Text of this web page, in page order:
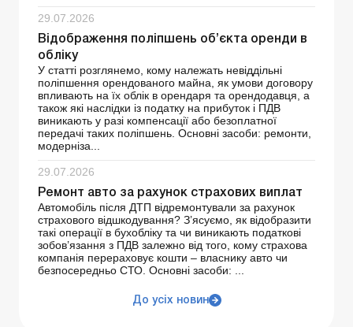
29.07.2026
Відображення поліпшень об’єкта оренди в
обліку
У статті розглянемо, кому належать невіддільні
поліпшення орендованого майна, як умови договору
впливають на їх облік в орендаря та орендодавця, а
також які наслідки із податку на прибуток і ПДВ
виникають у разі компенсації або безоплатної
передачі таких поліпшень. Основні засоби: ремонти,
модерніза...
29.07.2026
Ремонт авто за рахунок страхових виплат
Автомобіль після ДТП відремонтували за рахунок
страхового відшкодування? З’ясуємо, як відобразити
такі операції в бухобліку та чи виникають податкові
зобов’язання з ПДВ залежно від того, кому страхова
компанія перераховує кошти – власнику авто чи
безпосередньо СТО. Основні засоби: ...
До усіх новин